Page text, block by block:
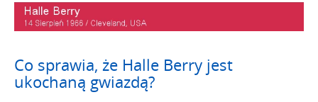
Co sprawia, że Halle Berry jest
ukochaną gwiazdą?